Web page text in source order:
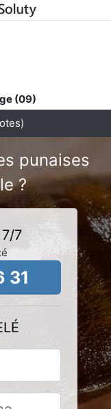
(09)
punaises
?
7
31